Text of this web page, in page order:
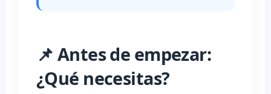
📌 Antes de empezar:
¿Qué necesitas?